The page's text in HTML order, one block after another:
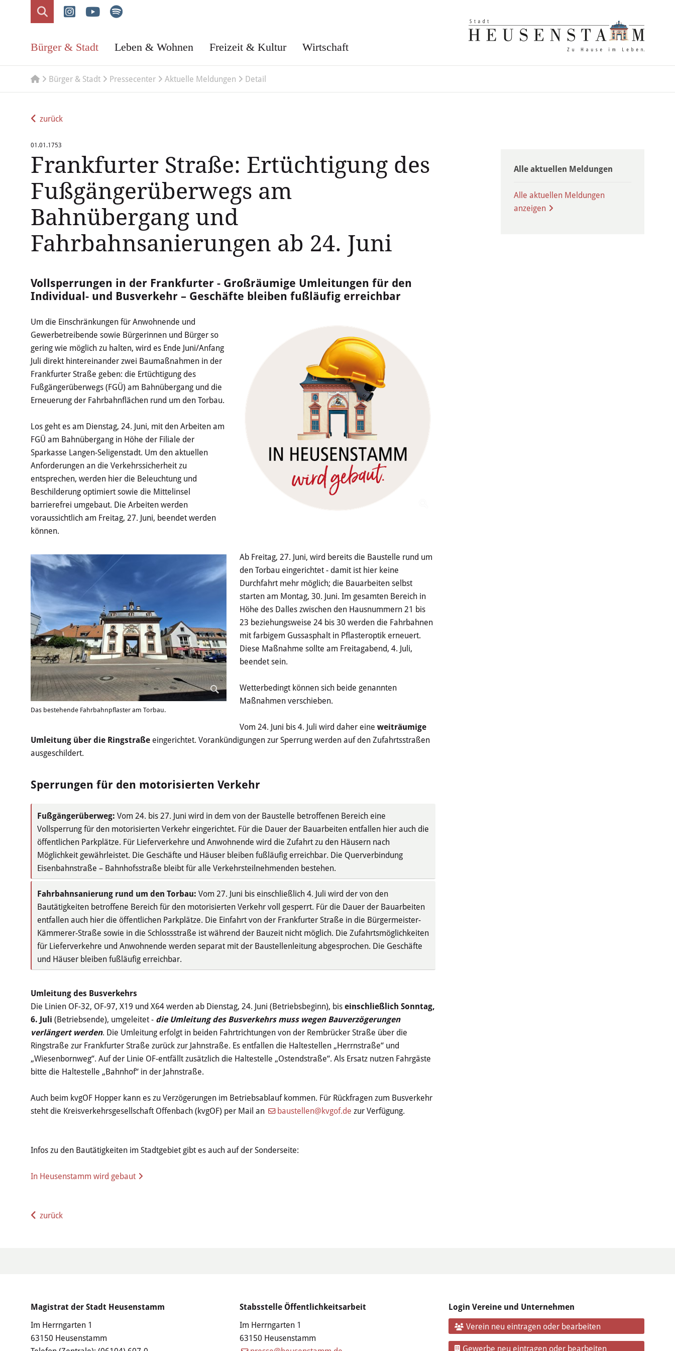
Bürger & Stadt Leben & Wohnen Freizeit & Kultur Wirtschaft
Bürger & Stadt Pressecenter Aktuelle Meldungen Detail
zurück
01.01.1753
Frankfurter Straße: Ertüchtigung des
Fußgängerüberwegs am
Bahnübergang und
Fahrbahnsanierungen ab 24. Juni
Vollsperrungen in der Frankfurter - Großräumige Umleitungen für den
Individual- und Busverkehr – Geschäfte bleiben fußläufig erreichbar
Um die Einschränkungen für Anwohnende und
Gewerbetreibende sowie Bürgerinnen und Bürger so
gering wie möglich zu halten, wird es Ende Juni/Anfang
Juli direkt hintereinander zwei Baumaßnahmen in der
Frankfurter Straße geben: die Ertüchtigung des
Fußgängerüberwegs (FGÜ) am Bahnübergang und die
Erneuerung der Fahrbahnflächen rund um den Torbau.
Los geht es am Dienstag, 24. Juni, mit den Arbeiten am
FGÜ am Bahnübergang in Höhe der Filiale der
Sparkasse Langen-Seligenstadt. Um den aktuellen
Anforderungen an die Verkehrssicherheit zu
entsprechen, werden hier die Beleuchtung und
Beschilderung optimiert sowie die Mittelinsel
barrierefrei umgebaut. Die Arbeiten werden
voraussichtlich am Freitag, 27. Juni, beendet werden
können.
Das bestehende Fahrbahnpflaster am Torbau.
Ab Freitag, 27. Juni, wird bereits die Baustelle rund um
den Torbau eingerichtet - damit ist hier keine
Durchfahrt mehr möglich; die Bauarbeiten selbst
starten am Montag, 30. Juni. Im gesamten Bereich in
Höhe des Dalles zwischen den Hausnummern 21 bis
23 beziehungsweise 24 bis 30 werden die Fahrbahnen
mit farbigem Gussasphalt in Pflasteroptik erneuert.
Diese Maßnahme sollte am Freitagabend, 4. Juli,
beendet sein.
Wetterbedingt können sich beide genannten
Maßnahmen verschieben.
Vom 24. Juni bis 4. Juli wird daher eine weiträumige
Umleitung über die Ringstraße eingerichtet. Vorankündigungen zur Sperrung werden auf den Zufahrtsstraßen
ausgeschildert.
Sperrungen für den motorisierten Verkehr
Fußgängerüberweg:Vom 24. bis 27. Juni wird in dem von der Baustelle betroffenen Bereich eine
Vollsperrung für den motorisierten Verkehr eingerichtet. Für die Dauer der Bauarbeiten entfallen hier auch die
öffentlichen Parkplätze. Für Lieferverkehre und Anwohnende wird die Zufahrt zu den Häusern nach
Möglichkeit gewährleistet. Die Geschäfte und Häuser bleiben fußläufig erreichbar. Die Querverbindung
Eisenbahnstraße – Bahnhofsstraße bleibt für alle Verkehrsteilnehmenden bestehen.
Fahrbahnsanierung rund um den Torbau:Vom 27. Juni bis einschließlich 4. Juli wird der von den
Bautätigkeiten betroffene Bereich für den motorisierten Verkehr voll gesperrt. Für die Dauer der Bauarbeiten
entfallen auch hier die öffentlichen Parkplätze. Die Einfahrt von der Frankfurter Straße in die Bürgermeister-
Kämmerer-Straße sowie in die Schlossstraße ist während der Bauzeit nicht möglich. Die Zufahrtsmöglichkeiten
für Lieferverkehre und Anwohnende werden separat mit der Baustellenleitung abgesprochen. Die Geschäfte
und Häuser bleiben fußläufig erreichbar.
Umleitung des Busverkehrs
Die Linien OF-32, OF-97, X19 und X64 werden ab Dienstag, 24. Juni (Betriebsbeginn), biseinschließlich Sonntag,
6. Juli (Betriebsende), umgeleitet - die Umleitung des Busverkehrs muss wegen Bauverzögerungen
verlängert werden. Die Umleitung erfolgt in beiden Fahrtrichtungen von der Rembrücker Straße über die
Ringstraße zur Frankfurter Straße zurück zur Jahnstraße. Es entfallen die Haltestellen „Herrnstraße“ und
„Wiesenbornweg“. Auf der Linie OF-entfällt zusätzlich die Haltestelle „Ostendstraße“. Als Ersatz nutzen Fahrgäste
bitte die Haltestelle „Bahnhof“ in der Jahnstraße.
Auch beim kvgOF Hopper kann es zu Verzögerungen im Betriebsablauf kommen. Für Rückfragen zum Busverkehr
steht die Kreisverkehrsgesellschaft Offenbach (kvgOF) per Mail an
baustellen@kvgof.de zur Verfügung.
Infos zu den Bautätigkeiten im Stadtgebiet gibt es auch auf der Sonderseite:
In Heusenstamm wird gebaut
zurück
Alle aktuellen Meldungen
Alle aktuellen Meldungen
anzeigen
Magistrat der Stadt Heusenstamm
Im Herrngarten 1
63150 Heusenstamm
Stabsstelle Öffentlichkeitsarbeit
Im Herrngarten 1
63150 Heusenstamm
Login Vereine und Unternehmen
Verein neu eintragen oder bearbeiten
Gewerbe neu eintragen oder bearbeiten